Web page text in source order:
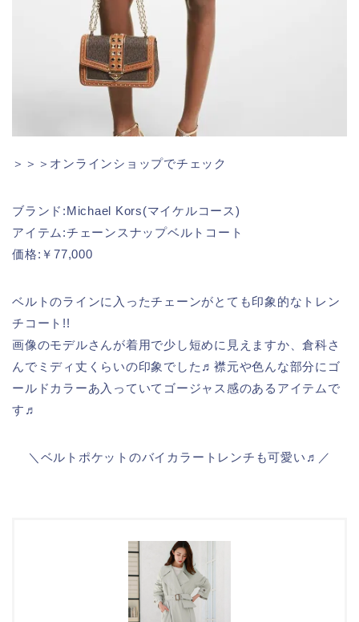
＞＞＞オンラインショップでチェック
ブランド:Michael Kors(マイケルコース)
アイテム:チェーンスナップベルトコート
価格:￥77,000
ベルトのラインに入ったチェーンがとても印象的なトレン
チコート!!
画像のモデルさんが着用で少し短めに見えますか、倉科さ
んでミディ丈くらいの印象でした♬襟元や色んな部分にゴ
ールドカラーあ入っていてゴージャス感のあるアイテムで
す♬
＼ベルトポケットのバイカラートレンチも可愛い♬／